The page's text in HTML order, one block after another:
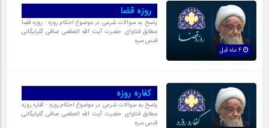
روزه قضا
پاسخ به سوالات شرعی در موضوع احکام روزه - روزه قضا
مطابق فتاوای حضرت آیت الله العظمی صافی گلپایگانی
قدس سره
کفاره روزه
پاسخ به سوالات شرعی در موضوع احکام روزه - کفاره روزه
مطابق فتاوای حضرت آیت الله العظمی صافی گلپایگانی
قدس سره